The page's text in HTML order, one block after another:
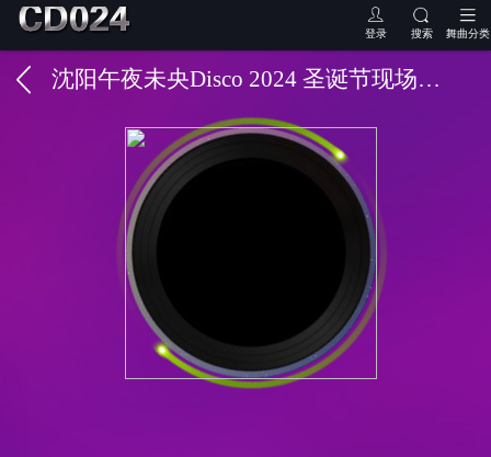
登录 搜索 舞曲分类
沈阳午夜未央Disco 2024 圣诞节现场 第二场 DJ小秋 MC于洋